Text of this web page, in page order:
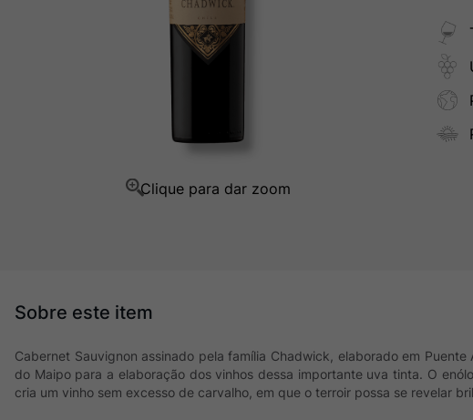
Cabernet Sauvignon assinado pela família Chadwick, elaborado em Puente
do Maipo para a elaboração dos vinhos dessa importante uva tinta. O
cria um vinho sem excesso de carvalho, em que o terroir possa se revelar